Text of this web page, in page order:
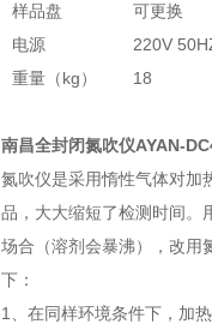
样品盘
可更换
电源
220V
重量（kg）
18
南昌全封闭氮吹仪AYAN-
氮吹仪是采用惰性气体对加
品，大大缩短了检测时间。
场合（溶剂会暴沸），改用
下：
1、在同样环境条件下，加